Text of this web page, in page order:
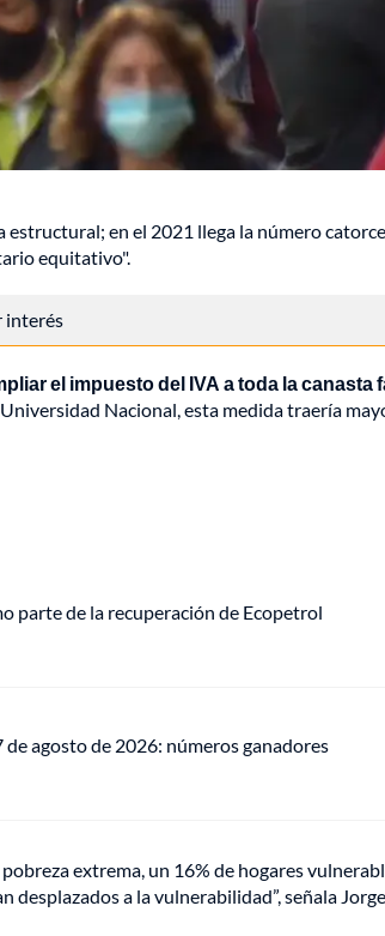
estructural; en el 2021 llega la número
equitativo".
interés
el impuesto del IVA a toda la canasta
Nacional, esta medida traería
parte de la recuperación de Ecopetrol
agosto de 2026: números ganadores
extrema, un 16% de hogares
desplazados a la vulnerabilidad”, señala